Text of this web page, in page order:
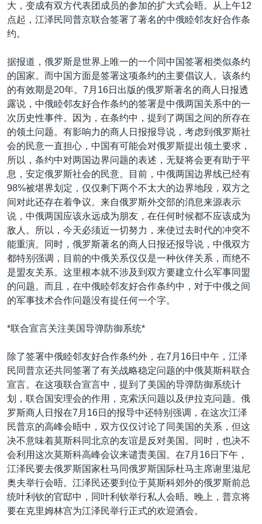
埃博拉疫情
美国之音专访
台海两岸关系
南中国海争端
关注西藏
关注新疆
GEN Z 看美国
其他语言网站
大，变成有双方代表团成员的参加的扩大式会晤。从上午12
点起，江泽民同普京联合签署了著名的中俄睦邻友好合作条
约。
据报道，俄罗斯是世界上唯一的一个同中国签署相类似条约
的国家。而中国方面是签署这项条约的主要倡议人。该条约
的有效期是20年。7月16日出版的俄罗斯著名的商人日报透
露说，中俄睦邻友好合作条约的签署是中俄两国关系中的一
次历史性事件。因为，在条约中，提到了两国之间的所存在
的领土问题。有影响力的商人日报报导说，考虑到俄罗斯社
会的民意一直担心，中国有可能会对俄罗斯提出领土要求，
所以，条约中对两国边界问题的表述，无疑将会更有助于平
息，安定俄罗斯社会的民意。目前，中俄两国边界线已经有
98%被堪界划定，仅仅剩下两个不太大的边界地段，双方之
间对此还存在着争议。来自俄罗斯外交部的消息来源表示
说，中俄两国应该永远成为朋友，在任何时候都不应该成为
敌人。所以，今天必须近一切努力，来使过去时代的冲突不
能重演。同时，俄罗斯著名的商人日报还报导说，中俄双方
都特别强调，目前的中俄关系仅仅是一种伙伴关系，而绝不
是盟友关系。这里根本就不涉及到双方要建立什么军事同盟
的问题。而且，在中俄睦邻友好合作条约中，对于中俄之间
的军事技术合作问题没有提任何一个字。
*联合宣言关注美国导弹防御系统*
除了签署中俄睦邻友好合作条约外，在7月16日中午，江泽
民同普京还共同签署了有关战略稳定问题的中俄莫斯科联合
宣言。在这项联合宣言中，提到了美国的导弹防御系统计
划，联合国安理会的作用，克索沃问题以及伊拉克问题。俄
罗斯商人日报在7月16日的报导中还特别强调，在这次江泽
民普京的高峰会晤中，双方仅仅讨论了同美国的关系，但这
决不意味着莫斯科同北京的友谊是反对美国。同时，也决不
会利用这次莫斯科高峰会议来谴责美国。在7月16日下午，
江泽民要去俄罗斯国家杜马同俄罗斯国际杜马主席谢里滋尼
奥夫举行会晤。江泽民还要到位于莫斯科郊外的俄罗斯前总
统叶利钦的官邸中，同叶利钦举行私人会晤。晚上，普京将
要在克里姆林宫为江泽民举行正式的欢迎酒会。